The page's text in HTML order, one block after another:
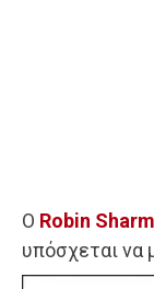
Ο Robin
υπόσχεται να